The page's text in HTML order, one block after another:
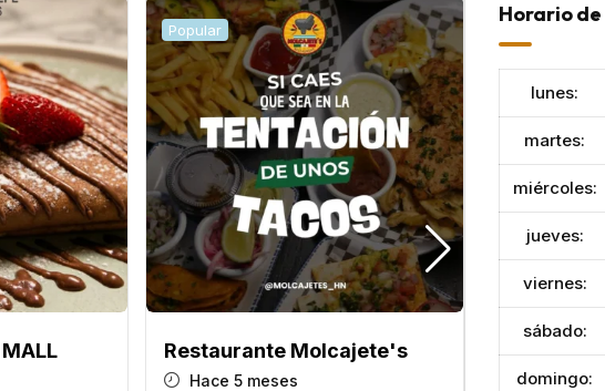
MALL
Popular
Restaurante Molcajete's
Hace 5 meses
Gypsy
Hace 5
Horario
lunes:
martes:
miércoles:
jueves:
viernes:
sábado:
domingo: